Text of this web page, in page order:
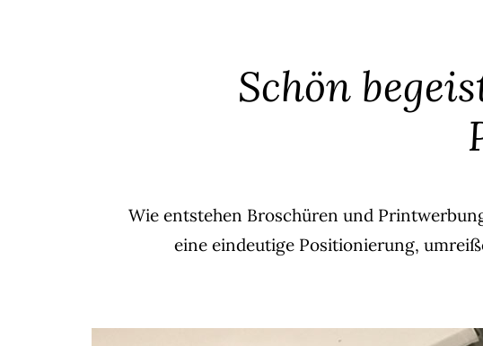
Schön
Wie entstehen Broschüren und
eine eindeutige Positionierung,